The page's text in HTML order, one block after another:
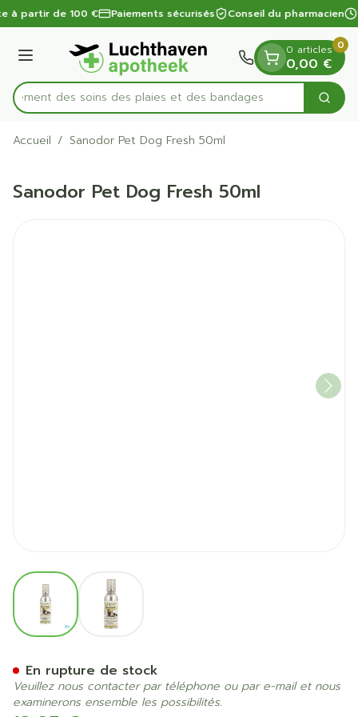
Aller au contenu
1 de 1
à partir de 100 € Paiements sécurisés Conseil du pharmacien
Menu
Rechercherdes soins des plaies et des bandages
0 articles
0,00 €
0
Accueil / Sanodor Pet Dog Fresh 50ml
Sanodor Pet Dog Fresh 50ml
View larger imageView larger image
En rupture de stock
Veuillez nous contacter par téléphone ou par e-mail et nous
examinerons ensemble les possibilités.